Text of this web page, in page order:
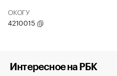
ОКОГУ
4210015
Интересное на РБК